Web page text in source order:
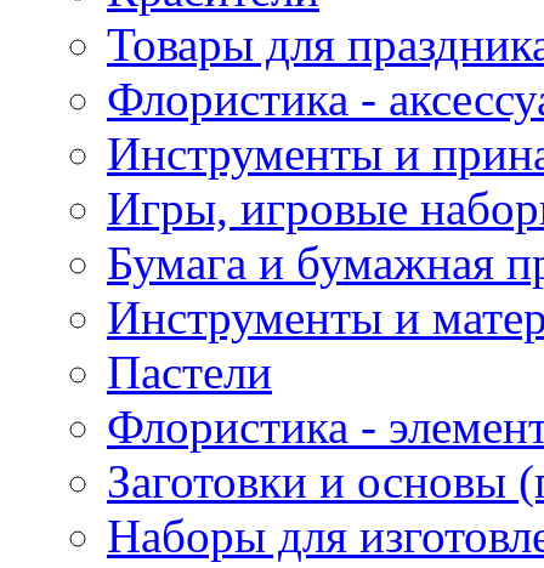
Товары для
Флористика -
Инструменты и
Игры, игровые
Бумага и бумажная
Инструменты и
Пастели
Флористика -
Заготовки и основы
Наборы для